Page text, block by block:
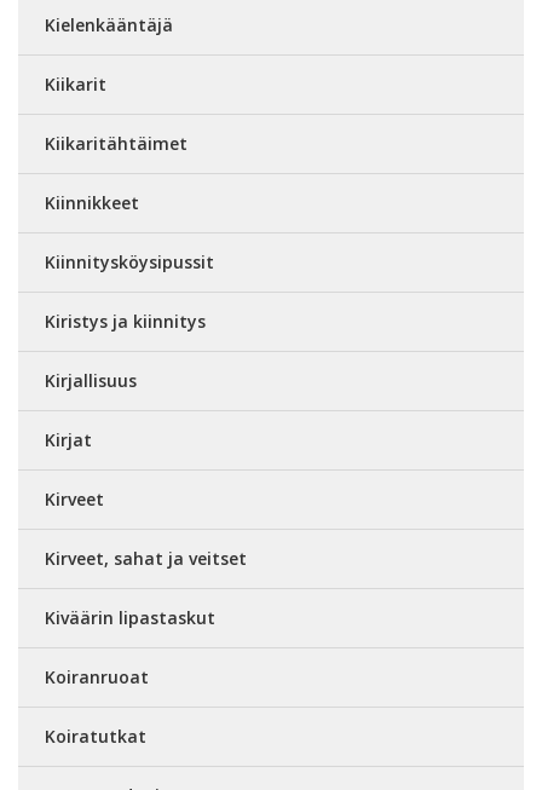
Kielenkääntäjä
Kiikarit
Kiikaritähtäimet
Kiinnikkeet
Kiinnitysköysipussit
Kiristys ja kiinnitys
Kirjallisuus
Kirjat
Kirveet
Kirveet, sahat ja veitset
Kiväärin lipastaskut
Koiranruoat
Koiratutkat